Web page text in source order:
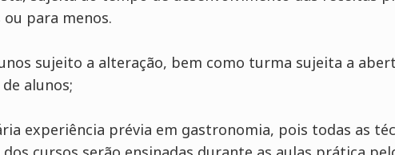
para menos.
sujeito a alteração, bem como turma sujeita a
alunos;
experiência prévia em gastronomia, pois todas as